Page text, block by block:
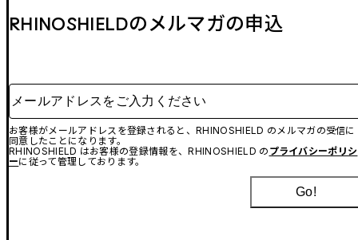
RHINOSHIELDのメルマガの申込
メールアドレスをご入力ください
お客様がメールアドレスを登録されると、RHINOSHIELD のメルマガの受信に
同意したことになります。
RHINOSHIELD はお客様の登録情報を、RHINOSHIELD の プライバシーポリシ
ーに従って管理しております。
Go!